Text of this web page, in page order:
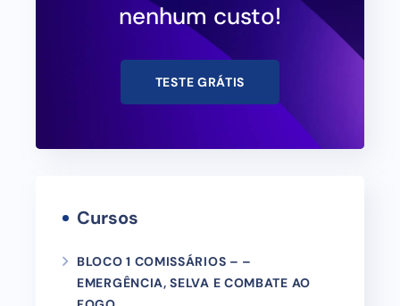
nenhum custo!
TESTE GRÁTIS
Cursos
BLOCO 1 COMISSÁRIOS – –
EMERGÊNCIA, SELVA E COMBATE AO